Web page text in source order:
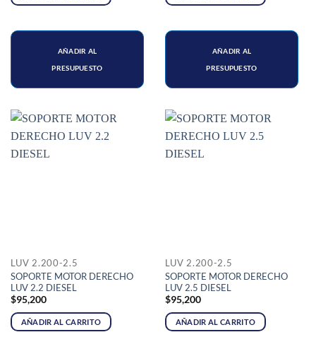
AÑADIR AL
PRESUPUESTO
AÑADIR AL
PRESUPUESTO
LUV 2.200-2.5
SOPORTE MOTOR DERECHO
LUV 2.2 DIESEL
$95,200
AÑADIR AL CARRITO
LUV 2.200-2.5
SOPORTE MOTOR DERECHO
LUV 2.5 DIESEL
$95,200
AÑADIR AL CARRITO